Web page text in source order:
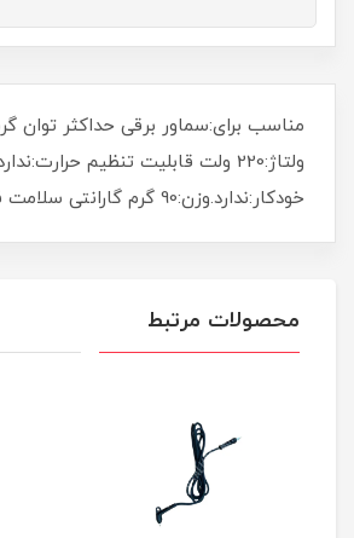
ولتاژ:220 ولت قابلیت تنظیم
خودکار:ندارد.وزن:90 گرم گارانتی سلامت فیزیکی
محصولات مرتبط